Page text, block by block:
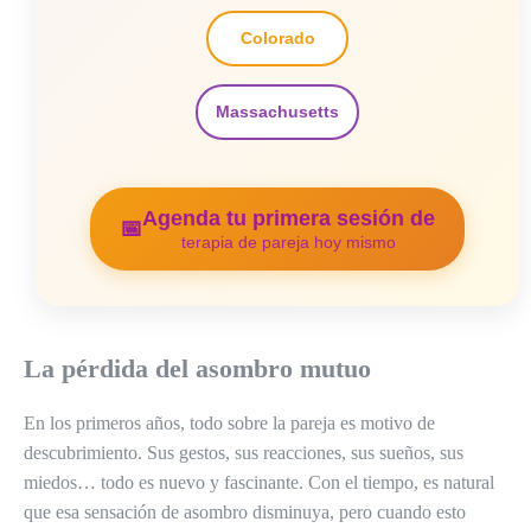
Colorado
Massachusetts
📅Agenda tu primera sesión de
terapia de pareja hoy mismo
La pérdida del asombro mutuo
En los primeros años, todo sobre la pareja es motivo de
descubrimiento. Sus gestos, sus reacciones, sus sueños, sus
miedos… todo es nuevo y fascinante. Con el tiempo, es natural
que esa sensación de asombro disminuya, pero cuando esto